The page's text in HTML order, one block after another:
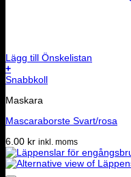
Lägg till Önskelistan
+
Snabbkoll
Maskara
Mascaraborste Svart/rosa
6.00 kr inkl. moms